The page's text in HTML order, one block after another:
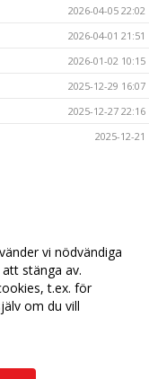
2026-04-05 22:02
2026-04-01 21:51
2026-01-02 10:15
2025-12-29 16:07
2025-12-27 22:16
2025-12-21
vi nödvändiga
stänga av.
t.ex. för
om du vill